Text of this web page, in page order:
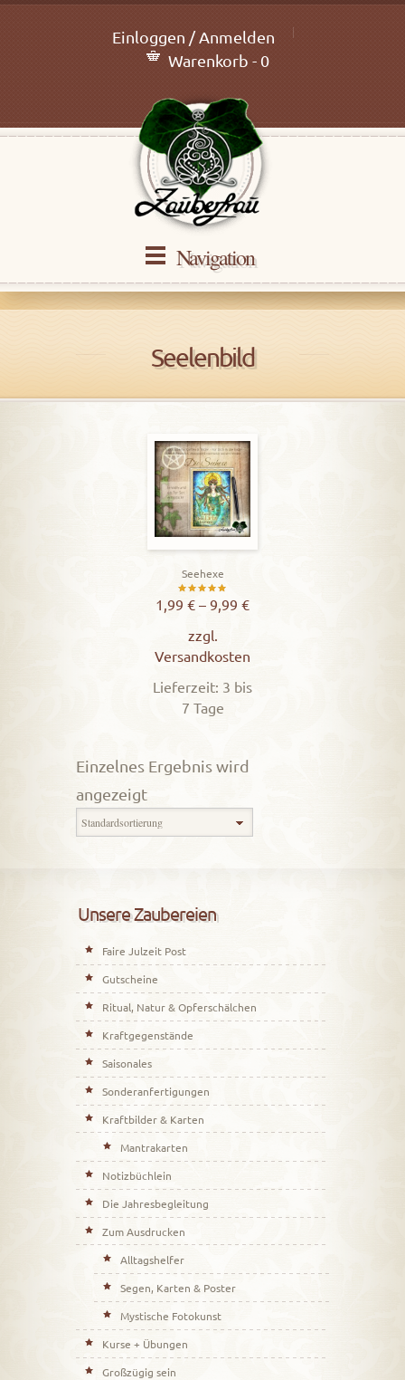
Einloggen / Anmelden
Warenkorb - 0
Navigation
Seelenbild
Seehexe
Bewertet
mit
5.00
1,99 € – 9,99 €
zzgl.
Versandkosten
Lieferzeit: 3 bis
7 Tage
Einzelnes Ergebnis wird
angezeigt
Unsere Zaubereien
Faire Julzeit Post
Gutscheine
Ritual, Natur & Opferschälchen
Kraftgegenstände
Saisonales
Sonderanfertigungen
Kraftbilder & Karten
Mantrakarten
Notizbüchlein
Die Jahresbegleitung
Zum Ausdrucken
Alltagshelfer
Segen, Karten & Poster
Mystische Fotokunst
Kurse + Übungen
Großzügig sein